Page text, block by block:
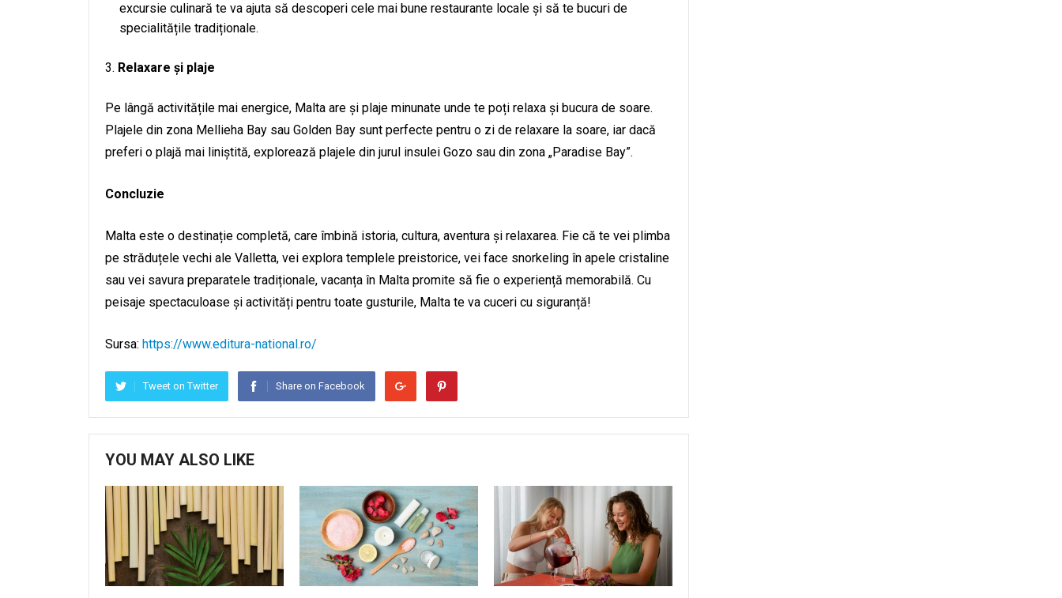
excursie culinară te va ajuta să descoperi cele mai bune restaurante locale și să te bucuri de
specialitățile tradiționale.
Relaxare și plaje
Pe lângă activitățile mai energice, Malta are și plaje minunate unde te poți relaxa și bucura de soare.
Plajele din zona Mellieha Bay sau Golden Bay sunt perfecte pentru o zi de relaxare la soare, iar dacă
preferi o plajă mai liniștită, explorează plajele din jurul insulei Gozo sau din zona „Paradise Bay”.
Concluzie
Malta este o destinație completă, care îmbină istoria, cultura, aventura și relaxarea. Fie că te vei plimba
pe străduțele vechi ale Valletta, vei explora templele preistorice, vei face snorkeling în apele cristaline
sau vei savura preparatele tradiționale, vacanța în Malta promite să fie o experiență memorabilă. Cu
peisaje spectaculoase și activități pentru toate gusturile, Malta te va cuceri cu siguranță!
Sursa: https://www.editura-national.ro/
Tweet on Twitter Share on Facebook
YOU MAY ALSO LIKE